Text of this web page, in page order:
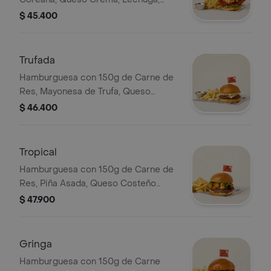
Tonos Rojos Tras Su Cocción.
Pepino y Zanahoria en Salsa Ranch en
Ensalada.
$ 45.400
Trufada
Hamburguesa con 150g de Carne de
Res, Mayonesa de Trufa, Queso
Mozzarella y Crocante de Queso
de Papas o Ensalada.
$ 46.400
Tropical
Hamburguesa con 150g de Carne de
Res, Piña Asada, Queso Costeño
Apanado, Lechuga, Queso Crema y
Acompañamiento de Papas o
Ensalada.
$ 47.900
Gringa
Hamburguesa con 150g de Carne